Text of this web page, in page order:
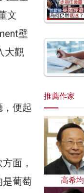
文
壁
大觀
便起
面，
葡萄
推薦作家
高希均